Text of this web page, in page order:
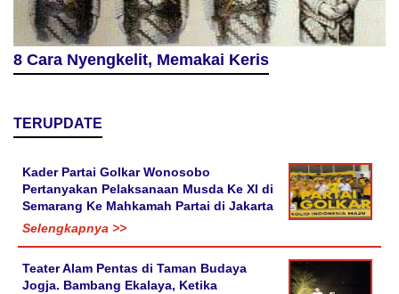
8 Cara Nyengkelit, Memakai Keris
TERUPDATE
Kader Partai Golkar Wonosobo
Pertanyakan Pelaksanaan Musda Ke XI di
Semarang Ke Mahkamah Partai di Jakarta
Selengkapnya >>
Teater Alam Pentas di Taman Budaya
Jogja. Bambang Ekalaya, Ketika